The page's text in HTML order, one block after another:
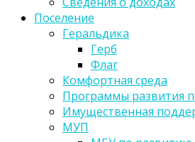
Поселение
Геральдика
Герб
Флаг
Комфортная среда
Программы развития
Имущественная
МУП